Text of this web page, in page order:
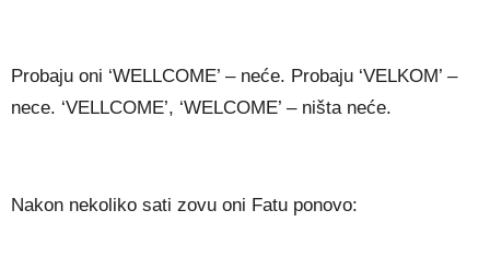
Probaju oni ‘WELLCOME’ – neće. Probaju ‘VELKOM’ –
nece. ‘VELLCOME’, ‘WELCOME’ – ništa neće.
Nakon nekoliko sati zovu oni Fatu ponovo: